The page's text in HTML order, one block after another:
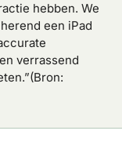
hebben. We
een iPad
verrassend